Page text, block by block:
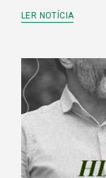
LER NOTÍCIA